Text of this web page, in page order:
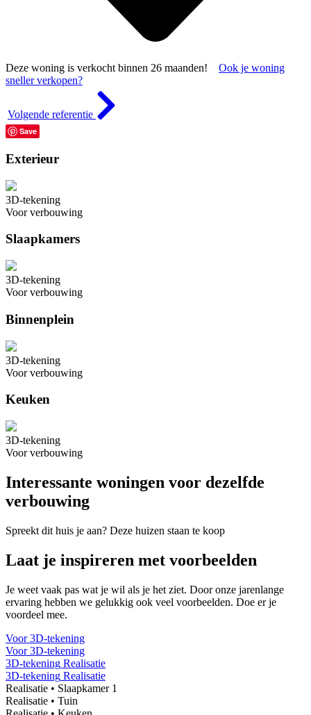
Deze woning is verkocht binnen 26 maanden!
Ook je woning
sneller verkopen?
Volgende referentie
Save
Exterieur
3D-tekening
Voor verbouwing
Slaapkamers
3D-tekening
Voor verbouwing
Binnenplein
3D-tekening
Voor verbouwing
Keuken
3D-tekening
Voor verbouwing
Interessante woningen voor dezelfde
verbouwing
Spreekt dit huis je aan? Deze huizen staan te koop
Laat je inspireren met voorbeelden
Je weet vaak pas wat je wil als je het ziet. Door onze jarenlange
ervaring hebben we gelukkig ook veel voorbeelden. Doe er je
voordeel mee.
Voor 3D-tekening
Voor 3D-tekening
3D-tekening Realisatie
3D-tekening Realisatie
Realisatie • Slaapkamer 1
Realisatie • Tuin